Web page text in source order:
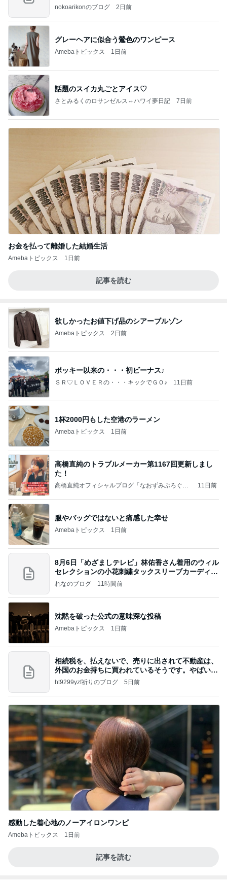
nokoarikonのブログ 2日前
グレーヘアに似合う鶯色のワンピース
Amebaトピックス 1日前
話題のスイカ丸ごとアイス♡
さとみるくのロサンゼルス⇔ハワイ夢日記 7日前
お金を払って離婚した結婚生活
Amebaトピックス 1日前
記事を読む
欲しかったお値下げ品のシアーブルゾン
Amebaトピックス 2日前
ポッキー以来の・・・初ビーナス♪
ＳＲ♡ＬＯＶＥＲの・・・キックでＧＯ♪ 11日前
1杯2000円もした空港のラーメン
Amebaトピックス 1日前
高橋直純のトラブルメーカー第1167回更新しまし
た！
高橋直純オフィシャルブログ「なおずみぶろぐ」
11日前
服やバッグではないと痛感した幸せ
Amebaトピックス 1日前
8月6日「めざましテレビ」林佑香さん着用のウィル
セレクションの小花刺繍タックスリーブカーディガ
ン
れなのブログ 11時間前
沈黙を破った公式の意味深な投稿
Amebaトピックス 1日前
相続税を、払えないで、売りに出されて不動産は、
外国のお金持ちに買われているそうです。やばいで
すよ
ht9299yzf祈りのブログ 5日前
感動した着心地のノーアイロンワンピ
Amebaトピックス 1日前
記事を読む